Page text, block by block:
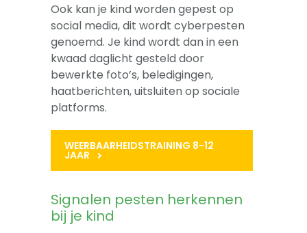
Ook kan je kind worden gepest op
social media, dit wordt cyberpesten
genoemd. Je kind wordt dan in een
kwaad daglicht gesteld door
bewerkte foto’s, beledigingen,
haatberichten, uitsluiten op sociale
platforms.
WEERBAARHEIDSTRAINING 8-12
JAAR
Signalen pesten herkennen
bij je kind